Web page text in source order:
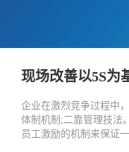
现场改善以5S为
企业在激烈竞争过程中
体制机制;二靠管理技法
员工激励的机制来保证